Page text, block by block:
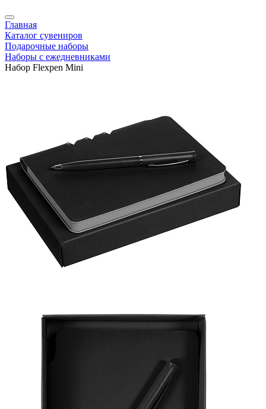
Главная
Каталог сувениров
Подарочные наборы
Наборы с ежедневниками
Набор Flexpen Mini